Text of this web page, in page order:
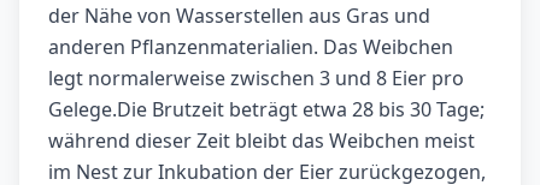
der Nähe von Wasserstellen aus Gras und
anderen Pflanzenmaterialien. Das Weibchen
legt normalerweise zwischen 3 und 8 Eier pro
Gelege.Die Brutzeit beträgt etwa 28 bis 30 Tage;
während dieser Zeit bleibt das Weibchen meist
im Nest zur Inkubation der Eier zurückgezogen,